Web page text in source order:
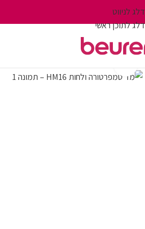
דלג לניווט
דלג לתוכן ראשי